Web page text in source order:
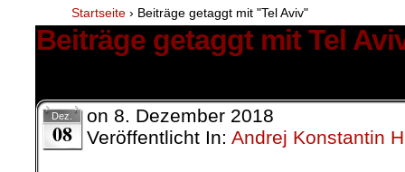
Startseite › Beiträge getaggt mit "Tel Aviv"
Beiträge getaggt mit Tel
Dez.
08
on 8. Dezember 2018
Veröffentlicht In: Andrej Konstantin